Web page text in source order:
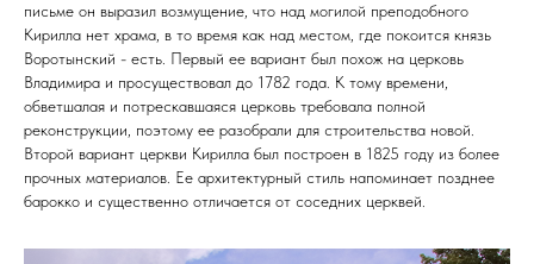
письме он выразил возмущение, что над могилой преподобного
Кирилла нет храма, в то время как над местом, где покоится князь
Воротынский - есть. Первый ее вариант был похож на церковь
Владимира и просуществовал до 1782 года. К тому времени,
обветшалая и потрескавшаяся церковь требовала полной
реконструкции, поэтому ее разобрали для строительства новой.
Второй вариант церкви Кирилла был построен в 1825 году из более
прочных материалов. Ее архитектурный стиль напоминает позднее
барокко и существенно отличается от соседних церквей.